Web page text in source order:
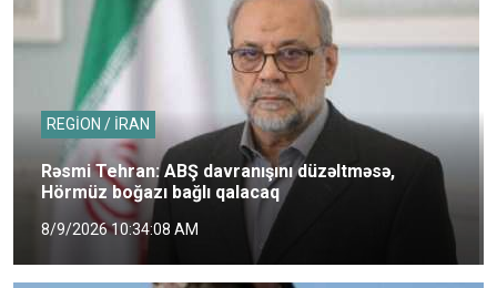
REGİON / İRAN
Rəsmi Tehran: ABŞ davranışını düzəltməsə,
Hörmüz boğazı bağlı qalacaq
8/9/2026 10:34:08 AM